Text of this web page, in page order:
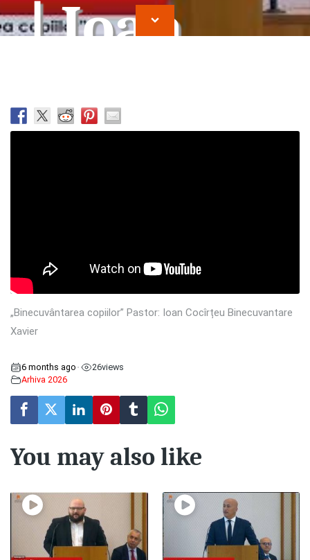
| Ioan
Cocirteu
„Binecuvântarea copiilor” Pastor: Ioan Cocîrțeu Binecuvantare
Xavier
6 months ago • 26views
Arhiva 2026
You may also like